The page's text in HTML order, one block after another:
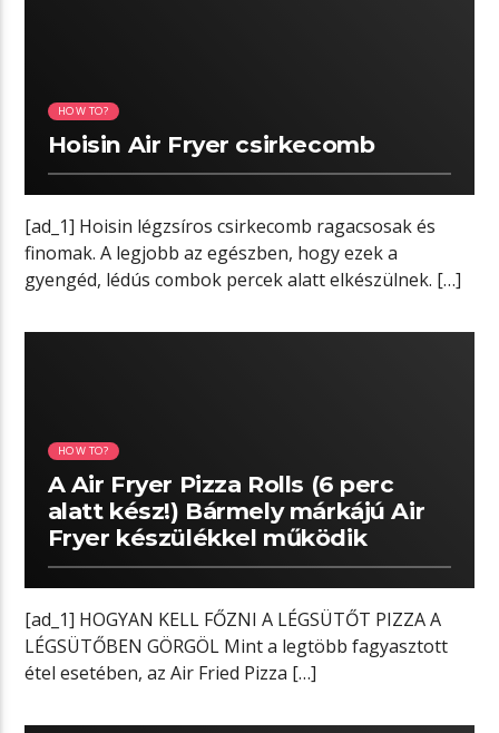
HOW TO?
Hoisin Air Fryer csirkecomb
[ad_1] Hoisin légzsíros csirkecomb ragacsosak és
finomak. A legjobb az egészben, hogy ezek a
gyengéd, lédús combok percek alatt elkészülnek. […]
HOW TO?
A Air Fryer Pizza Rolls (6 perc
alatt kész!) Bármely márkájú Air
Fryer készülékkel működik
[ad_1] HOGYAN KELL FŐZNI A LÉGSÜTŐT PIZZA A
LÉGSÜTŐBEN GÖRGÖL Mint a legtöbb fagyasztott
étel esetében, az Air Fried Pizza […]